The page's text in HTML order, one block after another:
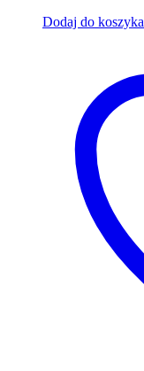
Dodaj do koszyka